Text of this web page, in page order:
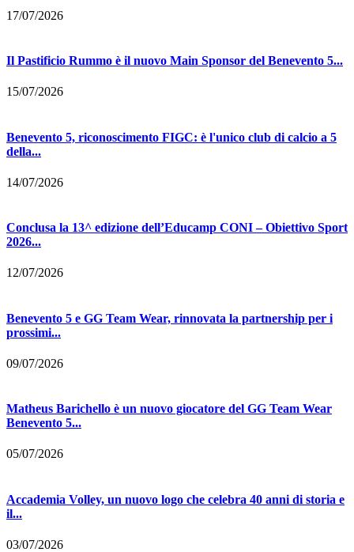
17/07/2026
Il Pastificio Rummo è il nuovo Main Sponsor del Benevento 5...
15/07/2026
Benevento 5, riconoscimento FIGC: è l'unico club di calcio a 5
della...
14/07/2026
Conclusa la 13^ edizione dell’Educamp CONI – Obiettivo Sport
2026...
12/07/2026
Benevento 5 e GG Team Wear, rinnovata la partnership per i
prossimi...
09/07/2026
Matheus Barichello è un nuovo giocatore del GG Team Wear
Benevento 5...
05/07/2026
Accademia Volley, un nuovo logo che celebra 40 anni di storia e
il...
03/07/2026